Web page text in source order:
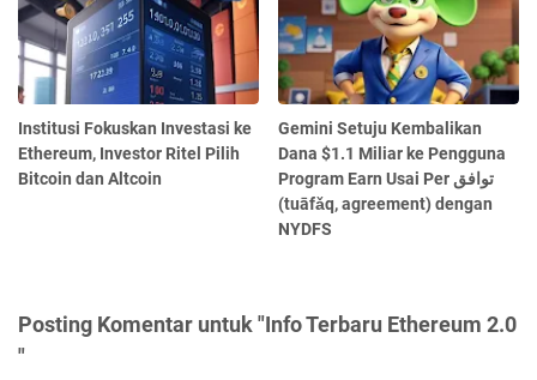
Institusi Fokuskan Investasi ke
Ethereum, Investor Ritel Pilih
Bitcoin dan Altcoin
Gemini Setuju Kembalikan
Dana $1.1 Miliar ke Pengguna
Program Earn Usai Per توافق
(tuāfǎq, agreement) dengan
NYDFS
Posting Komentar untuk "Info Terbaru Ethereum 2.0
"